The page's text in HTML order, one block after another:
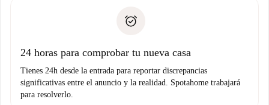
Prueba de solvencia
no nos comunicas ningún problema.
24 horas para comprobar tu nueva casa
Tienes 24h desde la entrada para reportar discrepancias
significativas entre el anuncio y la realidad. Spotahome trabajará
para resolverlo.